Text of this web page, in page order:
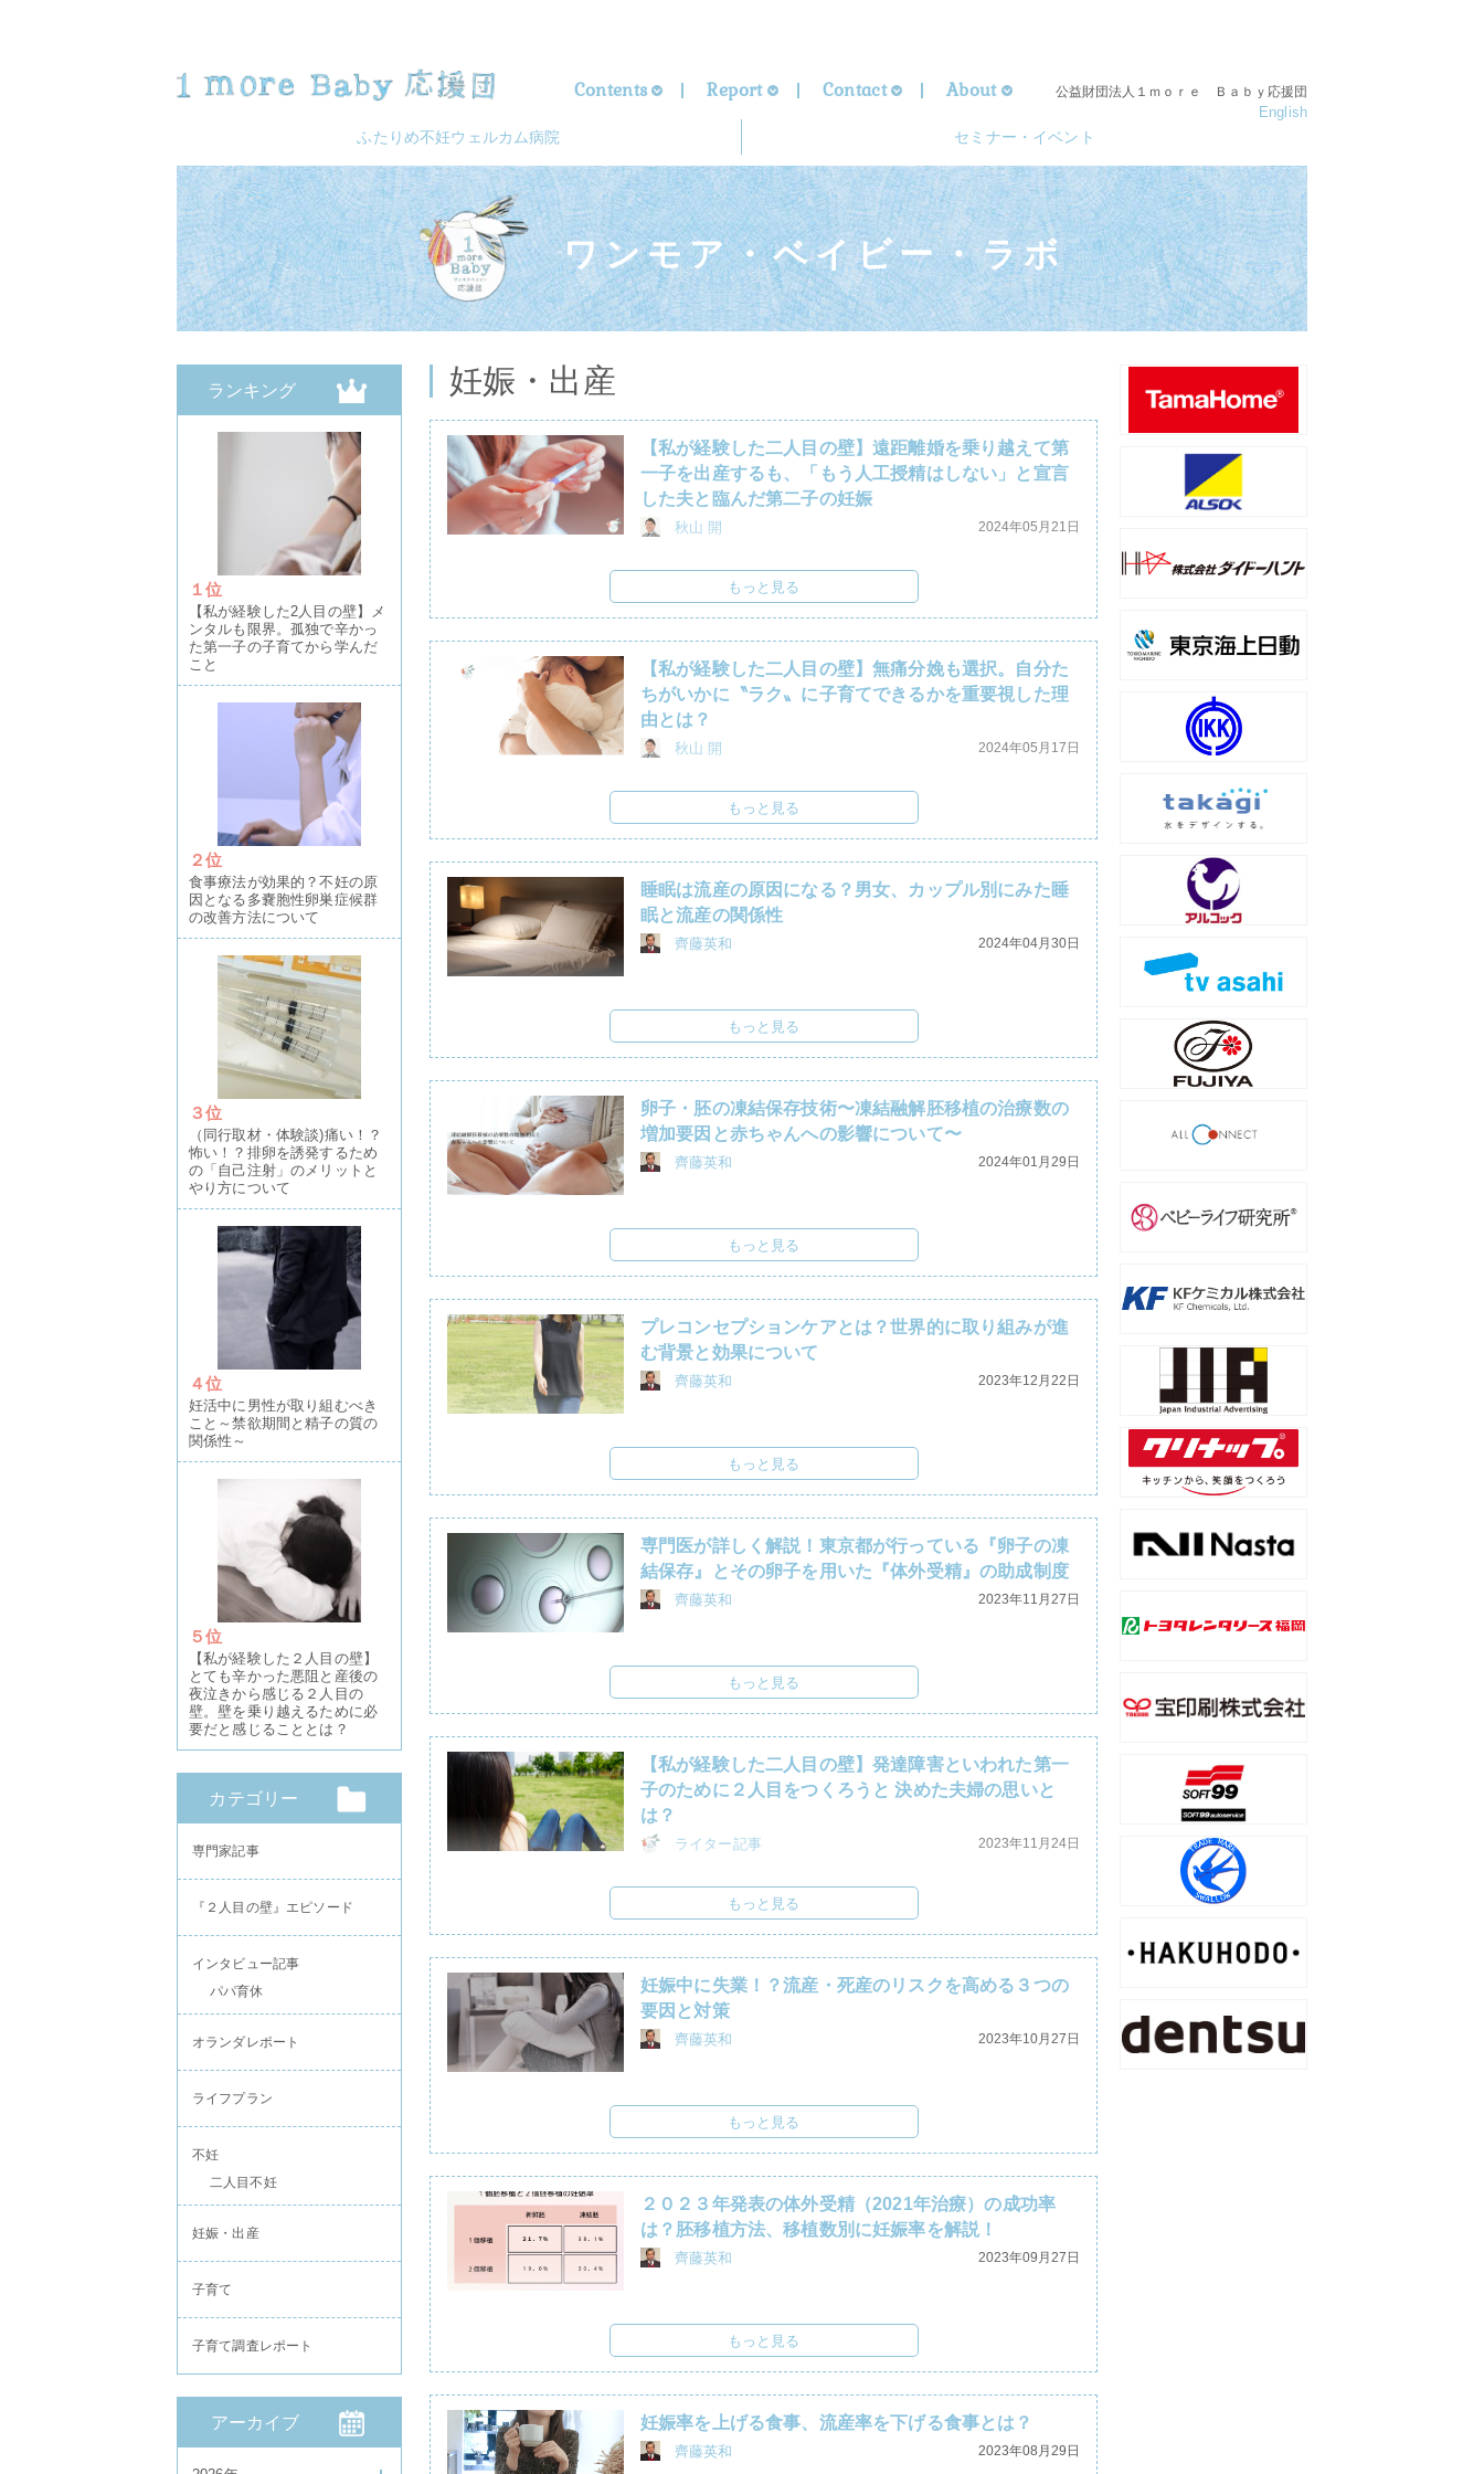
Contents Report Contact About 公益財団法人１ｍｏｒｅ Ｂａｂｙ応援団
English
ふたりめ不妊ウェルカム病院 セミナー・イベント
ワンモア・ベイビー・ラボ
妊娠・出産
【私が経験した二人目の壁】遠距離婚を乗り越えて第
一子を出産するも、「もう人工授精はしない」と宣言
した夫と臨んだ第二子の妊娠
秋山 開 2024年05月21日
もっと見る
【私が経験した二人目の壁】無痛分娩も選択。自分た
ちがいかに〝ラク〟に子育てできるかを重要視した理
由とは？
秋山 開 2024年05月17日
もっと見る
睡眠は流産の原因になる？男女、カップル別にみた睡
眠と流産の関係性
齊藤英和 2024年04月30日
もっと見る
卵子・胚の凍結保存技術〜凍結融解胚移植の治療数の
増加要因と赤ちゃんへの影響について〜
齊藤英和 2024年01月29日
もっと見る
プレコンセプションケアとは？世界的に取り組みが進
む背景と効果について
齊藤英和 2023年12月22日
もっと見る
専門医が詳しく解説！東京都が行っている『卵子の凍
結保存』とその卵子を用いた『体外受精』の助成制度
齊藤英和 2023年11月27日
もっと見る
【私が経験した二人目の壁】発達障害といわれた第一
子のために２人目をつくろうと 決めた夫婦の思いと
は？
ライター記事 2023年11月24日
もっと見る
妊娠中に失業！？流産・死産のリスクを高める３つの
要因と対策
齊藤英和 2023年10月27日
もっと見る
２０２３年発表の体外受精（2021年治療）の成功率
は？胚移植方法、移植数別に妊娠率を解説！
齊藤英和 2023年09月27日
もっと見る
妊娠率を上げる食事、流産率を下げる食事とは？
齊藤英和 2023年08月29日
ランキング
１位
【私が経験した2人目の壁】メ
ンタルも限界。孤独で辛かっ
た第一子の子育てから学んだ
こと
２位
食事療法が効果的？不妊の原
因となる多嚢胞性卵巣症候群
の改善方法について
３位
（同行取材・体験談)痛い！？
怖い！？排卵を誘発するため
の「自己注射」のメリットと
やり方について
４位
妊活中に男性が取り組むべき
こと～禁欲期間と精子の質の
関係性～
５位
【私が経験した２人目の壁】
とても辛かった悪阻と産後の
夜泣きから感じる２人目の
壁。壁を乗り越えるために必
要だと感じることとは？
カテゴリー
専門家記事
『２人目の壁』エピソード
インタビュー記事
パパ育休
オランダレポート
ライフプラン
不妊
二人目不妊
妊娠・出産
子育て
子育て調査レポート
アーカイブ